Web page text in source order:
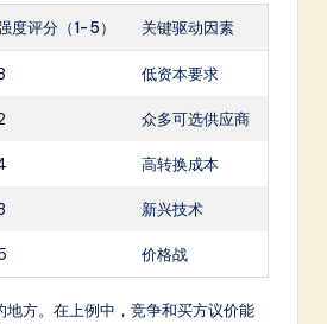
度评分（1-5） 关键驱动因素
低资本要求
众多可选供应商
高转换成本
新兴技术
价格战
地方。在上例中，竞争和买方议价能